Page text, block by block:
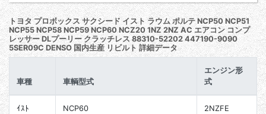
トヨタ プロボックス サクシード イスト ラウム ポルテ NCP50 NCP51
NCP55 NCP58 NCP59 NCP60 NCZ20 1NZ 2NZ AC エアコン コンプ
レッサー DLプーリー クラッチレス 88310-52202 447190-9090
5SER09C DENSO 国内生産 リビルト 詳細データ
車種 車輌型式
エンジン形
式
ｲｽﾄ NCP60 2NZFE